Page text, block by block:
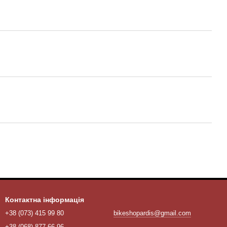
Контактна інформація
+38 (073) 415 99 80
bikeshopardis@gmail.com